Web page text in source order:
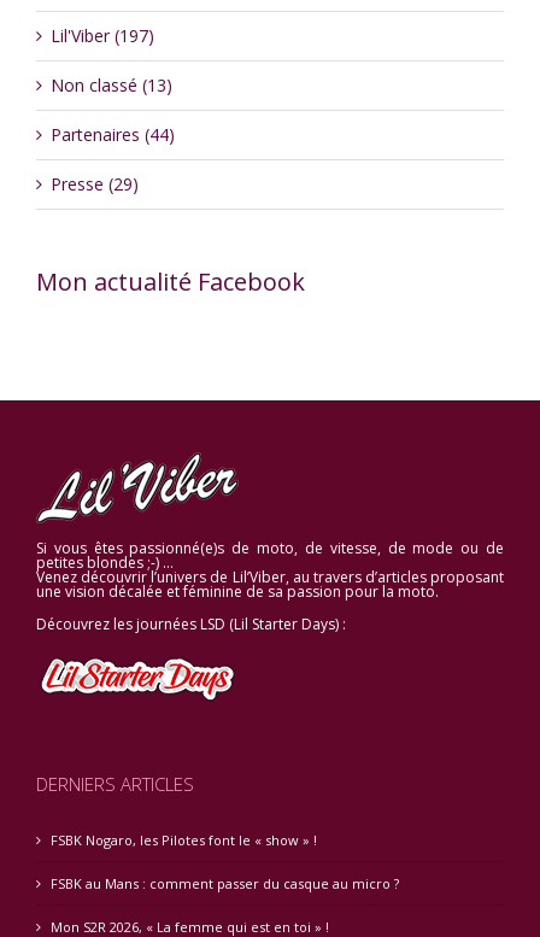
Lil'Viber (197)
Non classé (13)
Partenaires (44)
Presse (29)
Mon actualité Facebook
Si vous êtes passionné(e)s de moto, de vitesse, de mode ou de
petites blondes ;-) …
Venez découvrir l’univers de Lil’Viber, au travers d’articles proposant
une vision décalée et féminine de sa passion pour la moto.
Découvrez les journées LSD (Lil Starter Days) :
DERNIERS ARTICLES
FSBK Nogaro, les Pilotes font le « show » !
FSBK au Mans : comment passer du casque au micro ?
Mon S2R 2026, « La femme qui est en toi » !